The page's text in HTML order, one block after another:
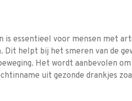
is essentieel voor mensen met
Dit helpt bij het smeren van de
Het wordt aanbevolen
uit gezonde drankjes